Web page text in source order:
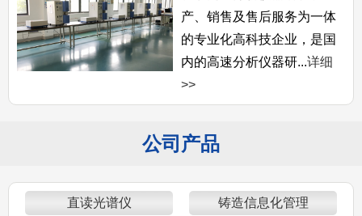
产、销售及售后服务为一体
的专业化高科技企业，是国
内的高速分析仪器研...详细
>>
公司产品
直读光谱仪 铸造信息化管理